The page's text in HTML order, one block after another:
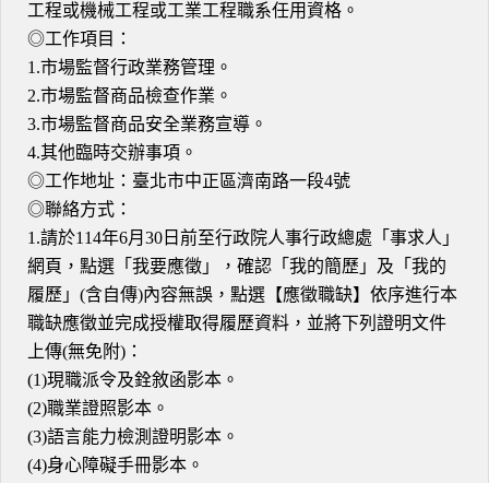
工程或機械工程或工業工程職系任用資格。
◎工作項目：
1.市場監督行政業務管理。
2.市場監督商品檢查作業。
3.市場監督商品安全業務宣導。
4.其他臨時交辦事項。
◎工作地址：臺北市中正區濟南路一段4號
◎聯絡方式：
1.請於114年6月30日前至行政院人事行政總處「事求人」
網頁，點選「我要應徵」，確認「我的簡歷」及「我的
履歷」(含自傳)內容無誤，點選【應徵職缺】依序進行本
職缺應徵並完成授權取得履歷資料，並將下列證明文件
上傳(無免附)：
(1)現職派令及銓敘函影本。
(2)職業證照影本。
(3)語言能力檢測證明影本。
(4)身心障礙手冊影本。